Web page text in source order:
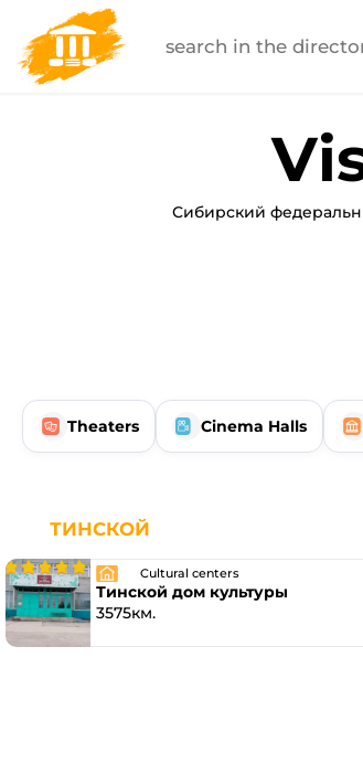
Сибирский
Theaters Cinema Halls
ТИНСКОЙ
Cultural centers
Тинской дом культуры
3575км.